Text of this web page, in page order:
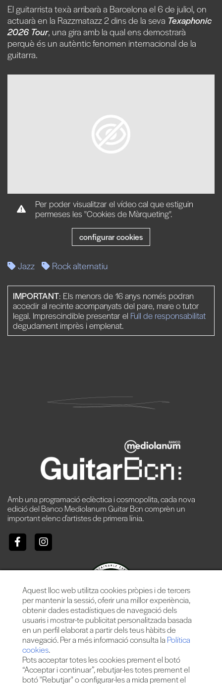
El guitarrista texà arribarà a Barcelona el 6 de juliol, on
actuarà en la Razzmatazz 2 dins de la seva Texaphonic
2026 Tour, una gira amb la qual ens demostrarà
perquè és un autèntic fenomen internacional de la
guitarra.
Per poder visualitzar el vídeo cal que estiguin
permeses les "Cookies de Màrqueting".
configurar cookies
Jazz Rock alternatiu
IMPORTANT: Els menors de 16 anys només podran
accedir al recinte acompanyats del pare, mare o tutor
legal. Imprescindible presentar el Full de responsabilitat
degudament imprès i emplenat.
Amb una programació eclèctica i cosmopolita, cada nova
edició del Banco Mediolanum Guitar Bcn comprèn un
important elenc d’artistes de primera línia.
Aquest lloc web utilitza cookies pròpies i de tercers
per mantenir la sessió, oferir una millor experiència,
obtenir dades estadístiques de navegació dels
usuaris i mostrar-te publicitat personalitzada basada
en un perfil elaborat a partir dels teus hàbits de
navegació. Per a més informació consulta la Política
cookies.
Pots acceptar totes les cookies prement el botó
“Acceptar i continuar”, rebutjar-les totes prement el
botó "Rebutjar" o configurar-les a mida prement el